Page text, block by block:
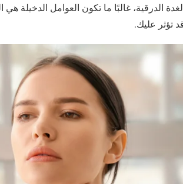
الدرقية، غالبًا ما تكون العوامل الدخيلة
تؤثر عليك.